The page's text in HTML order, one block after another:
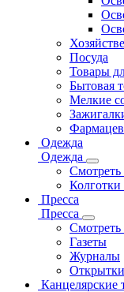
Посуда
Товары
Бытовая
Мелкие
Одежда
Одежда
Смотреть
Колготки
Пресса
Пресса
Смотреть
Газеты
Журналы
Открытки
Канцелярские